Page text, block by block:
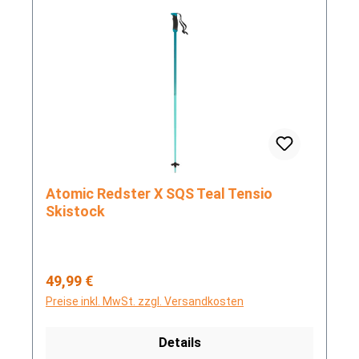
Atomic Redster X SQS Teal Tensio
Skistock
Regulärer Preis:
49,99 €
Preise inkl. MwSt. zzgl. Versandkosten
Details